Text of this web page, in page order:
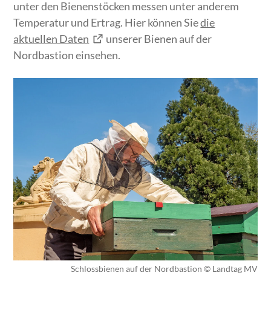
unter den Bienenstöcken messen unter anderem
Temperatur und Ertrag. Hier können Siedie
aktuellen Daten
unserer Bienen auf der
Nordbastion einsehen.
Schlossbienen auf der Nordbastion © Landtag MV